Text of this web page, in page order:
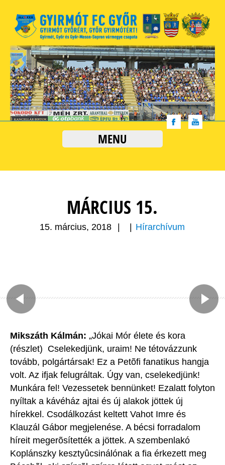
MENU
MÁRCIUS 15.
15. március, 2018 Hírarchívum
Mikszáth Kálmán: „Jókai Mór élete és kora
(részlet)  Cselekedjünk, uraim! Ne tétovázzunk
tovább, polgártársak! Ez a Petõfi fanatikus hangja
volt. Az ifjak felugráltak. Úgy van, cselekedjünk!
Munkára fel! Vezessetek bennünket! Ezalatt folyton
nyíltak a kávéház ajtai és új alakok jöttek új
hírekkel. Csodálkozást keltett Vahot Imre és
Klauzál Gábor megjelenése. A bécsi forradalom
híreit megerõsítették a jöttek. A szembenlakó
Koplánszky kesztyûcsinálónak a fia érkezett meg